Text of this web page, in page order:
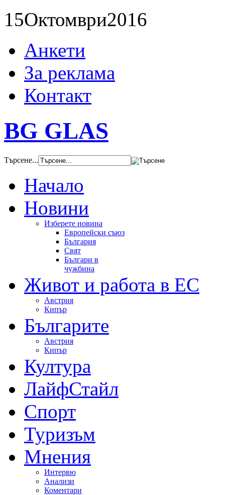
15Октомври2016
Анкети
За реклама
Контакт
BG GLAS
Търсене...
Начало
Новини
Изберете новина
Европейски съюз
България
Свят
Българи в
чужбина
Живот и работа в ЕС
Австрия
Кипър
Българите
Австрия
Кипър
Култура
ЛайфСтайл
Спорт
Туризъм
Мнения
Интервю
Анализи
Коментари